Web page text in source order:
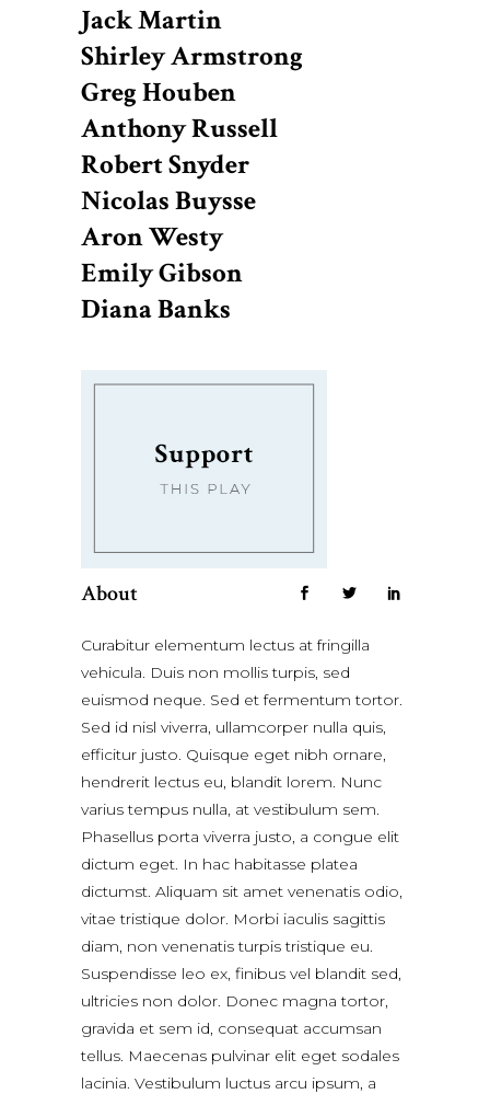
Jack Martin
Shirley Armstrong
Greg Houben
Anthony Russell
Robert Snyder
Nicolas Buysse
Aron Westy
Emily Gibson
Diana Banks
About
Curabitur elementum lectus at fringilla
vehicula. Duis non mollis turpis, sed
euismod neque. Sed et fermentum tortor.
Sed id nisl viverra, ullamcorper nulla quis,
efficitur justo. Quisque eget nibh ornare,
hendrerit lectus eu, blandit lorem. Nunc
varius tempus nulla, at vestibulum sem.
Phasellus porta viverra justo, a congue elit
dictum eget. In hac habitasse platea
dictumst. Aliquam sit amet venenatis odio,
vitae tristique dolor. Morbi iaculis sagittis
diam, non venenatis turpis tristique eu.
Suspendisse leo ex, finibus vel blandit sed,
ultricies non dolor. Donec magna tortor,
gravida et sem id, consequat accumsan
tellus. Maecenas pulvinar elit eget sodales
lacinia. Vestibulum luctus arcu ipsum, a